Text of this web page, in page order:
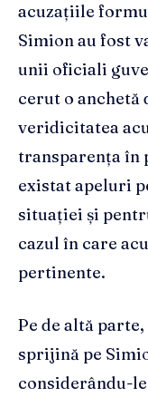
acuzațiile
Simion au fost
unii oficiali
cerut o
veridicitatea
transparența în
existat apeluri
situației și
cazul în care
pertinente.
Pe de altă
sprijină pe
considerându-